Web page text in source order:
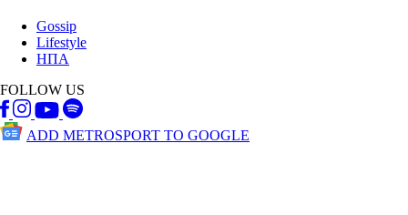
Gossip
Lifestyle
ΗΠΑ
FOLLOW US
ADD METROSPORT TO GOOGLE